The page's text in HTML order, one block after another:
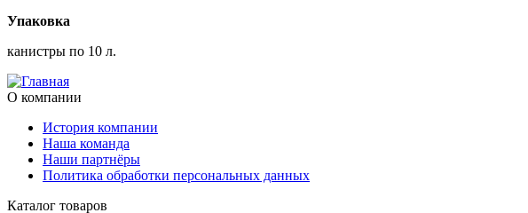
Упаковка
канистры по 10 л.
О компании
История компании
Наша команда
Наши партнёры
Политика обработки персональных данных
Каталог товаров